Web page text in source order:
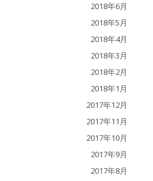
2018年6月
2018年5月
2018年4月
2018年3月
2018年2月
2018年1月
2017年12月
2017年11月
2017年10月
2017年9月
2017年8月